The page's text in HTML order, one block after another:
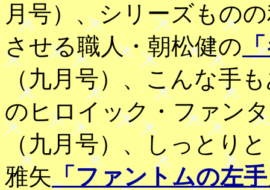
月号）、シリーズもの
させる職人・朝松健の
（九月号）、こんな手
のヒロイック・ファン
（九月号）、しっとり
雅矢「ファントムの左